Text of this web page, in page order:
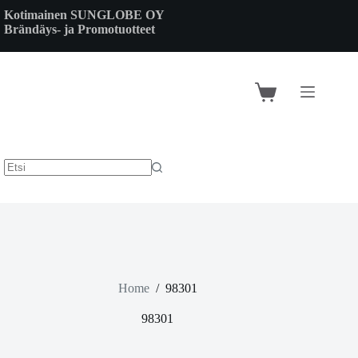
to
content
Kotimainen SUNGLOBE OY
Brändäys- ja Promotuotteet
Shopping
Home / 98301
98301